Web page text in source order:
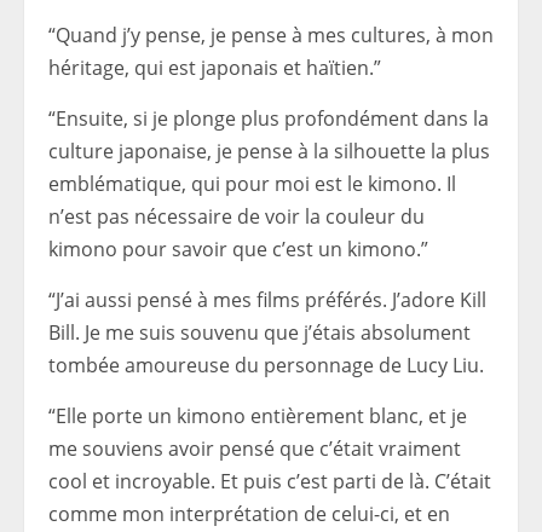
“Quand j’y pense, je pense à mes cultures, à mon
héritage, qui est japonais et haïtien.”
“Ensuite, si je plonge plus profondément dans la
culture japonaise, je pense à la silhouette la plus
emblématique, qui pour moi est le kimono. Il
n’est pas nécessaire de voir la couleur du
kimono pour savoir que c’est un kimono.”
“J’ai aussi pensé à mes films préférés. J’adore Kill
Bill. Je me suis souvenu que j’étais absolument
tombée amoureuse du personnage de Lucy Liu.
“Elle porte un kimono entièrement blanc, et je
me souviens avoir pensé que c’était vraiment
cool et incroyable. Et puis c’est parti de là. C’était
comme mon interprétation de celui-ci, et en